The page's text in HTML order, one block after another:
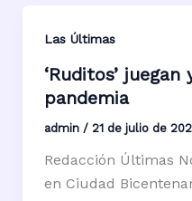
Las Últimas
‘Ruditos’
pandemia
admin / 21 de julio de
Redacción Últimas
en Ciudad